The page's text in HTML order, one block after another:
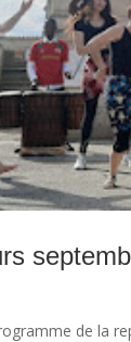
de la